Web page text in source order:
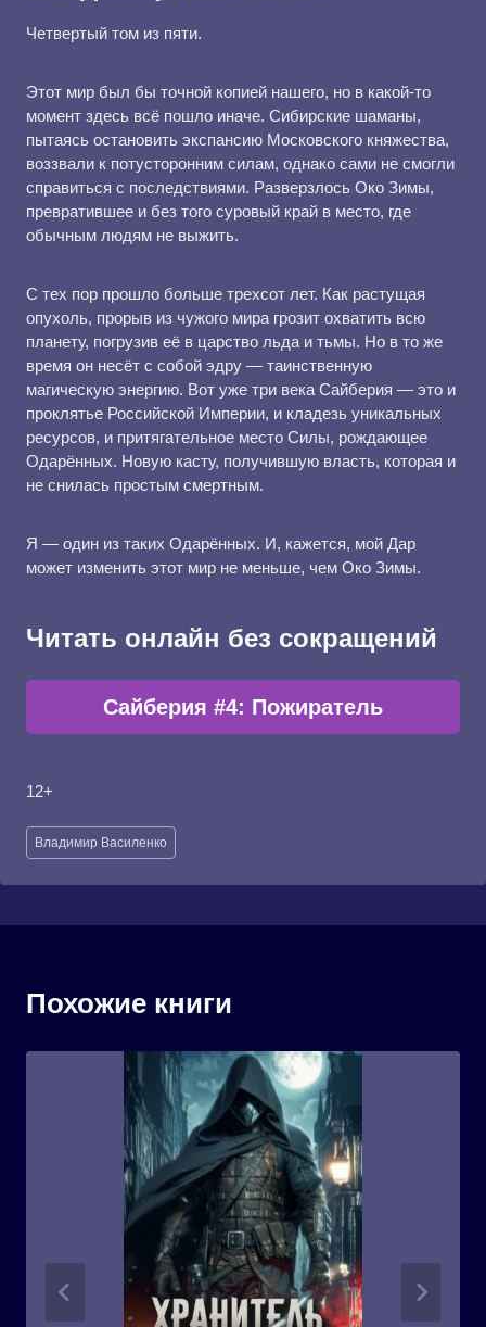
Четвертый том из пяти.
Этот мир был бы точной копией нашего, но в какой-то
момент здесь всё пошло иначе. Сибирские шаманы,
пытаясь остановить экспансию Московского княжества,
воззвали к потусторонним силам, однако сами не смогли
справиться с последствиями. Разверзлось Око Зимы,
превратившее и без того суровый край в место, где
обычным людям не выжить.
С тех пор прошло больше трехсот лет. Как растущая
опухоль, прорыв из чужого мира грозит охватить всю
планету, погрузив её в царство льда и тьмы. Но в то же
время он несёт с собой эдру — таинственную
магическую энергию. Вот уже три века Сайберия — это и
проклятье Российской Империи, и кладезь уникальных
ресурсов, и притягательное место Силы, рождающее
Одарённых. Новую касту, получившую власть, которая и
не снилась простым смертным.
Я — один из таких Одарённых. И, кажется, мой Дар
может изменить этот мир не меньше, чем Око Зимы.
Читать онлайн без сокращений
Сайберия #4: Пожиратель
12+
Метки
записи:
Владимир Василенко
Похожие книги